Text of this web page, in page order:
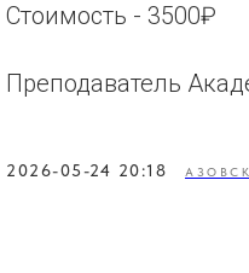
Стоимость - 3500₽
Преподаватель
2026-05-24 20:18